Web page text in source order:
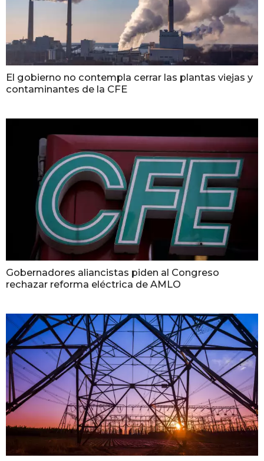
El gobierno no contempla cerrar las plantas viejas y
contaminantes de la CFE
Gobernadores aliancistas piden al Congreso
rechazar reforma eléctrica de AMLO